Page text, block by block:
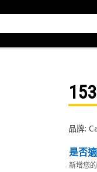
品牌:
是否
新增您